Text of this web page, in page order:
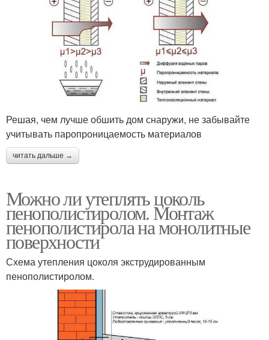
Решая, чем лучше обшить дом снаружи, не забывайте
учитывать паропроницаемость материалов
читать дальше →
Можно ли утеплять цоколь
пенополистиролом. Монтаж
пенополистирола на монолитные
поверхности
Схема утепления цоколя экструдированным
пенополистиролом.